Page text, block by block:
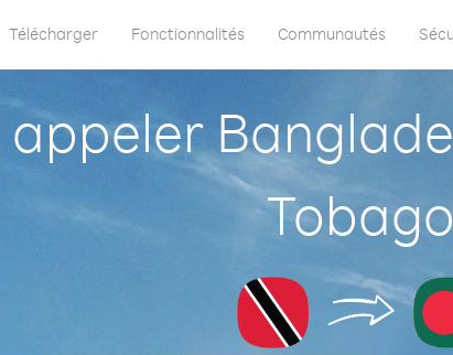
Télécharger Fonctionnalités Communautés
Tobago